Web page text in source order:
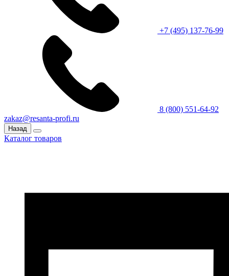
+7 (495) 137-76-99
8 (800) 551-64-92
zakaz@resanta-profi.ru
Назад
Каталог товаров